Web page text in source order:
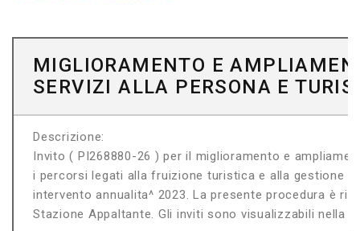
MIGLIORAMENTO E
SERVIZI ALLA PERSONA E
Descrizione:
Invito ( PI268880-26 ) per il miglioramento e
i percorsi legati alla fruizione turistica e alla gestione
intervento annualita^ 2023. La presente procedura è
Stazione Appaltante. Gli inviti sono visualizzabili nella